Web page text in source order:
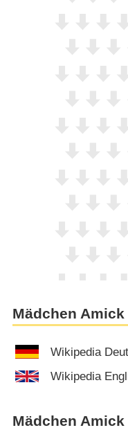
Mädchen
Wikipedia
Wikipedia
Mädchen Amick